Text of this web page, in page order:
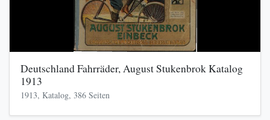
Deutschland Fahrräder, August Stukenbrok Katalog
1913
1913, Katalog, 386 Seiten